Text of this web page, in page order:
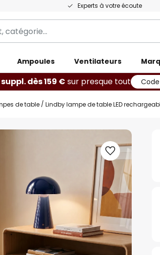
Experts à votre écoute
Ampoules Ventilateurs
dès 159 € sur presque tout Code
de table Lindby lampe de table LED